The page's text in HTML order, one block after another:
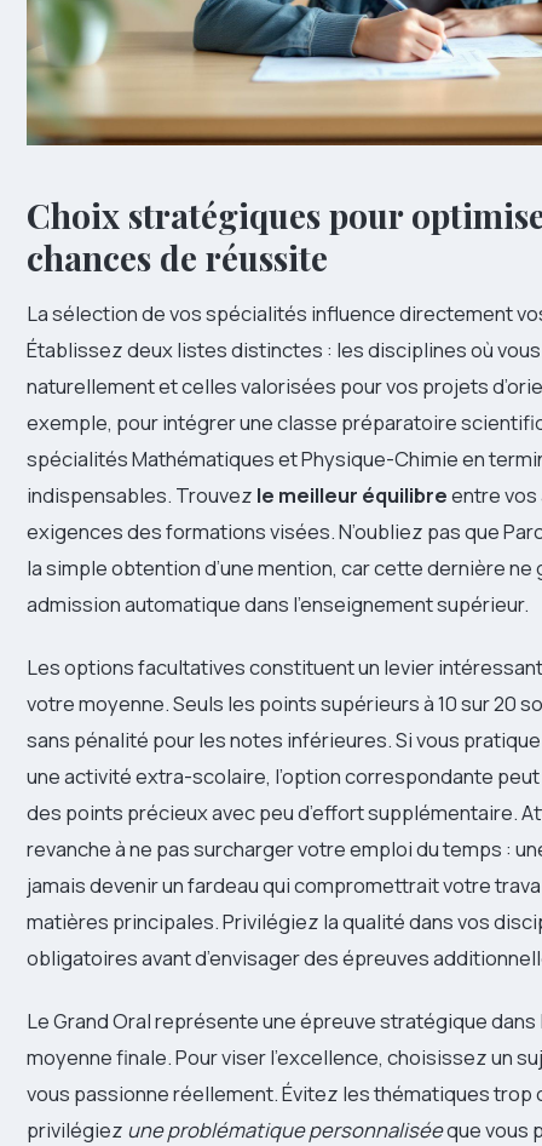
Choix stratégiques pour
chances de réussite
La sélection de vos spécialités influence directement
Établissez deux listes distinctes : les disciplines où
naturellement et celles valorisées pour vos projets
exemple, pour intégrer une classe préparatoire
spécialités Mathématiques et Physique-Chimie en
indispensables. Trouvez le meilleur équilibreentre
exigences des formations visées. N’oubliez pas que
la simple obtention d’une mention, car cette dernière ne
admission automatique dans l’enseignement supérieur.
Les options facultatives constituent un levier
votre moyenne. Seuls les points supérieurs à 10 sur 20
sans pénalité pour les notes inférieures. Si vous
une activité extra-scolaire, l’option correspondante
des points précieux avec peu d’effort supplémentaire.
revanche à ne pas surcharger votre emploi du temps :
jamais devenir un fardeau qui compromettrait votre
matières principales. Privilégiez la qualité dans vos
obligatoires avant d’envisager des épreuves
Le Grand Oral représente une épreuve stratégique
moyenne finale. Pour viser l’excellence, choisissez un
vous passionne réellement. Évitez les thématiques trop
privilégiez une problématique personnaliséeque vous